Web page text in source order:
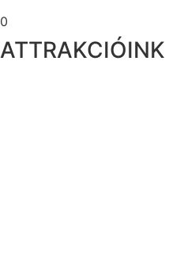
0
ATTRAKCIÓINK